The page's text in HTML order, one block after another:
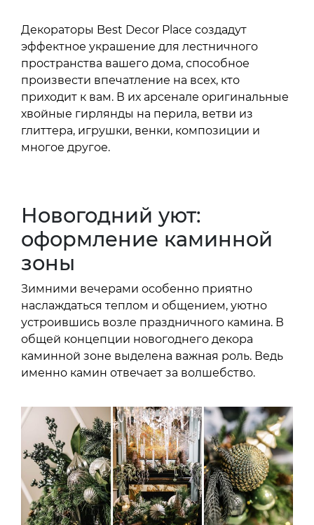
Декораторы Best Decor Place создадут
эффектное украшение для лестничного
пространства вашего дома, способное
произвести впечатление на всех, кто
приходит к вам. В их арсенале оригинальные
хвойные гирлянды на перила, ветви из
глиттера, игрушки, венки, композиции и
многое другое.
Новогодний уют:
оформление каминной
зоны
Зимними вечерами особенно приятно
наслаждаться теплом и общением, уютно
устроившись возле праздничного камина. В
общей концепции новогоднего декора
каминной зоне выделена важная роль. Ведь
именно камин отвечает за волшебство.